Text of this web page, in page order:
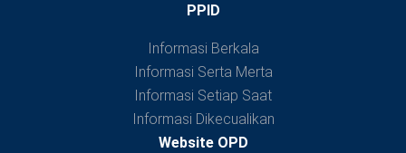
PPID
Informasi Berkala
Informasi Serta Merta
Informasi Setiap Saat
Informasi Dikecualikan
Website OPD